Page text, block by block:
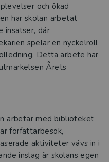
och ökad
har skolan arbetat
insatser, där
spelar en nyckelroll
Detta arbete har
Årets
arbetar med biblioteket
författarbesök,
aktiviteter vävs in i
inslag är skolans egen